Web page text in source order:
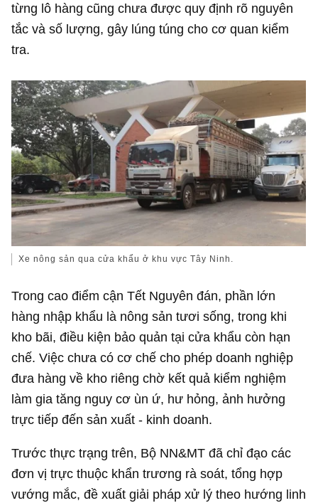
từng lô hàng cũng chưa được quy định rõ nguyên
tắc và số lượng, gây lúng túng cho cơ quan kiểm
tra.
Xe nông sản qua cửa khẩu ở khu vực Tây Ninh.
Trong cao điểm cận Tết Nguyên đán, phần lớn
hàng nhập khẩu là nông sản tươi sống, trong khi
kho bãi, điều kiện bảo quản tại cửa khẩu còn hạn
chế. Việc chưa có cơ chế cho phép doanh nghiệp
đưa hàng về kho riêng chờ kết quả kiểm nghiệm
làm gia tăng nguy cơ ùn ứ, hư hỏng, ảnh hưởng
trực tiếp đến sản xuất - kinh doanh.
Trước thực trạng trên, Bộ NN&MT đã chỉ đạo các
đơn vị trực thuộc khẩn trương rà soát, tổng hợp
vướng mắc, đề xuất giải pháp xử lý theo hướng linh